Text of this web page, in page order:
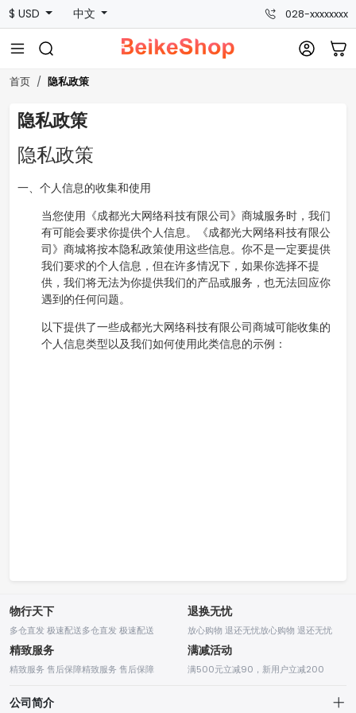
$ USD 中文 028-xxxxxxxx
首页 隐私政策
隐私政策
隐私政策
一、个人信息的收集和使用
当您使用《成都光大网络科技有限公司》商城服务时，我们
有可能会要求你提供个人信息。《成都光大网络科技有限公
司》商城将按本隐私政策使用这些信息。你不是一定要提供
我们要求的个人信息，但在许多情况下，如果你选择不提
供，我们将无法为你提供我们的产品或服务，也无法回应你
遇到的任何问题。
以下提供了一些成都光大网络科技有限公司商城可能收集的
个人信息类型以及我们如何使用此类信息的示例：
物行天下
多仓直发 极速配送多仓直发 极速配送
退换无忧
放心购物 退还无忧放心购物 退还无忧
精致服务
精致服务 售后保障精致服务 售后保障
满减活动
满500元立减90，新用户立减200
公司简介